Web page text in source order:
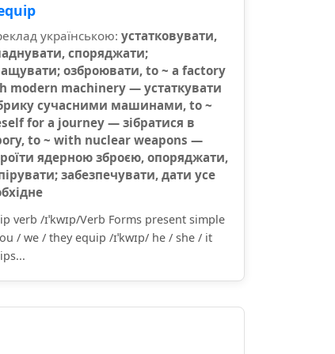
українською: устатковувати,
споряджати;
озброювати, to ~ a factory
modern machinery — устаткувати
сучасними машинами, to ~
for a journey — зібратися в
to ~ with nuclear weapons —
ядерною зброєю, опоряджати,
забезпечувати, дати усе
verb /ɪˈkwɪp/Verb Forms present simple
/ we / they equip /ɪˈkwɪp/ he / she / it